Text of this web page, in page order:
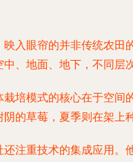
入眼帘的并非传统农田
、地面、地下，不同层
培模式的核心在于空
的草莓，夏季则在架上
注重技术的集成应用